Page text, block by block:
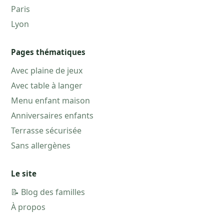
Paris
Lyon
Pages thématiques
Avec plaine de jeux
Avec table à langer
Menu enfant maison
Anniversaires enfants
Terrasse sécurisée
Sans allergènes
Le site
📝 Blog des familles
À propos